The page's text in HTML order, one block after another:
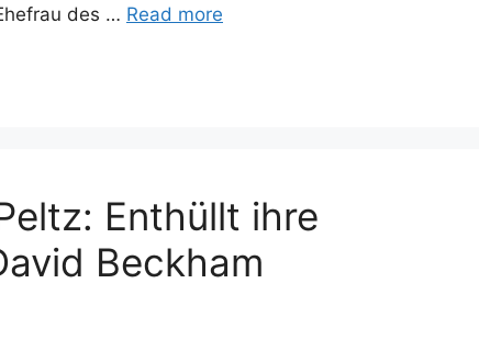
des … Read more
Enthüllt ihre
Beckham